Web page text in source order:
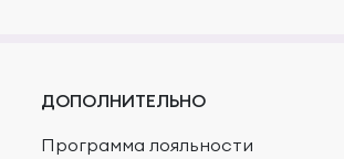
ДОПОЛНИТЕЛЬНО
Программа лояльности